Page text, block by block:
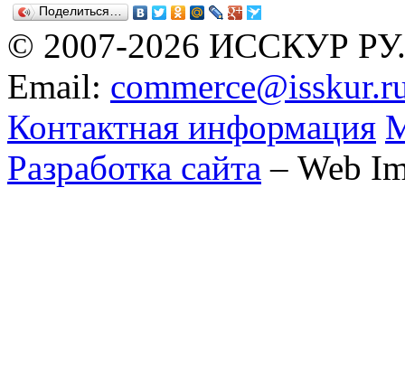
Поделиться…
© 2007-2026 ИССКУР РУ.
Email:
Контактная информация
Разработка сайта – Web